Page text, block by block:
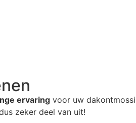
ervaring voor uw
zeker deel van uit!